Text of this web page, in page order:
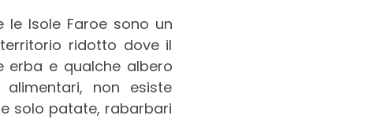
Isole Faroe sono un
ridotto dove il
erba e qualche albero
non esiste
solo patate, rabarbari